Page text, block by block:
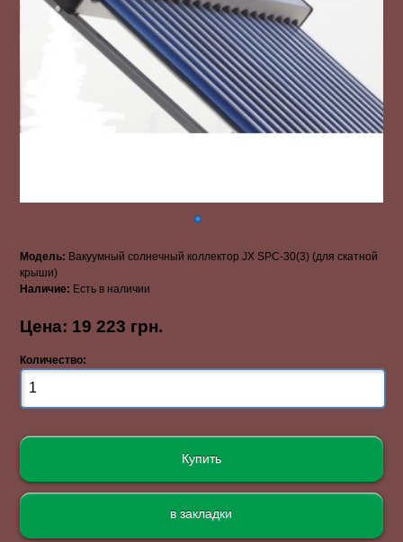
Модель: Вакуумный солнечный коллектор JX SPС-30(3) (для скатной
крыши)
Наличие: Есть в наличии
Цена: 19 223 грн.
Количество:
в закладки